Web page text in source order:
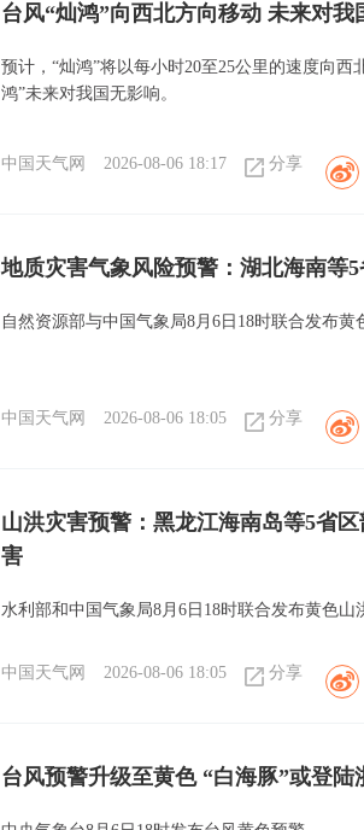
台风“灿鸿”向西北方向移动 未来对我
预计，“灿鸿”将以每小时20至25公里的速度向西
鸿”未来对我国无影响。
中国天气网 2026-08-06 18:17 分享
地质灾害气象风险预警：湖北海南等
自然资源部与中国气象局8月6日18时联合发布黄
中国天气网 2026-08-06 18:05 分享
山洪灾害预警：黑龙江海南岛等5省
害
水利部和中国气象局8月6日18时联合发布黄色山
中国天气网 2026-08-06 18:05 分享
台风预警升级至黄色 “白海豚”或登陆